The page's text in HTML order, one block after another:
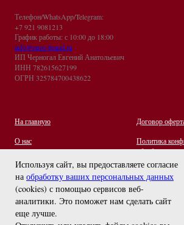
задайте
Используя сайт, вы предоставляете согласие
на обработку ваших персональных данных
(cookies) с помощью сервисов веб-
аналитики. Это поможет нам сделать сайт
еще лучше.
Телефон/WhatsApp/Telegram:
+7 921 9081213
График работы: с 10:00 до 18:00
info@euro-brand.ru
ИП Черногал Евгений Анатольевич
ИНН 782615627199
ОГРН 325784700438622
На главную
О нас
Контакты
Отзывы
Договор
Политика
обработки
Оплата и